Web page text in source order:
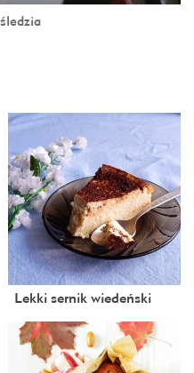
Lekki sernik wiedeński